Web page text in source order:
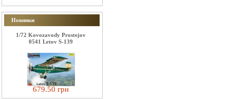
Новинки
1/72 Kovozavody Prostejov
0541 Letov S-139
679.50 грн